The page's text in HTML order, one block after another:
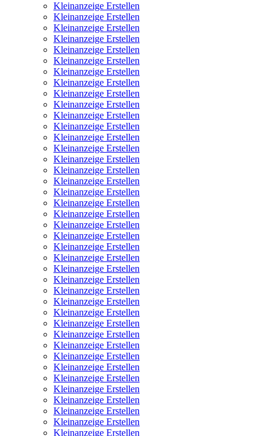
Kleinanzeige Erstellen
Kleinanzeige Erstellen
Kleinanzeige Erstellen
Kleinanzeige Erstellen
Kleinanzeige Erstellen
Kleinanzeige Erstellen
Kleinanzeige Erstellen
Kleinanzeige Erstellen
Kleinanzeige Erstellen
Kleinanzeige Erstellen
Kleinanzeige Erstellen
Kleinanzeige Erstellen
Kleinanzeige Erstellen
Kleinanzeige Erstellen
Kleinanzeige Erstellen
Kleinanzeige Erstellen
Kleinanzeige Erstellen
Kleinanzeige Erstellen
Kleinanzeige Erstellen
Kleinanzeige Erstellen
Kleinanzeige Erstellen
Kleinanzeige Erstellen
Kleinanzeige Erstellen
Kleinanzeige Erstellen
Kleinanzeige Erstellen
Kleinanzeige Erstellen
Kleinanzeige Erstellen
Kleinanzeige Erstellen
Kleinanzeige Erstellen
Kleinanzeige Erstellen
Kleinanzeige Erstellen
Kleinanzeige Erstellen
Kleinanzeige Erstellen
Kleinanzeige Erstellen
Kleinanzeige Erstellen
Kleinanzeige Erstellen
Kleinanzeige Erstellen
Kleinanzeige Erstellen
Kleinanzeige Erstellen
Kleinanzeige Erstellen